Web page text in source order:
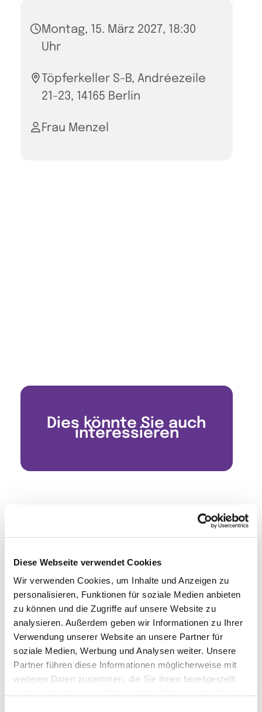
Diese Webseite verwendet Cookies
Wir verwenden Cookies, um Inhalte und Anzeigen zu
personalisieren, Funktionen für soziale Medien anbieten
zu können und die Zugriffe auf unsere Website zu
analysieren. Außerdem geben wir Informationen zu Ihrer
Verwendung unserer Website an unsere Partner für
soziale Medien, Werbung und Analysen weiter. Unsere
Partner führen diese Informationen möglicherweise mit
weiteren Daten zusammen, die Sie ihnen bereitgestellt
Montag, 15. März 2027, 18:30
Uhr
Töpferkeller S-B, Andréezeile
21-23, 14165 Berlin
Frau Menzel
Dies könnte Sie auch
interessieren